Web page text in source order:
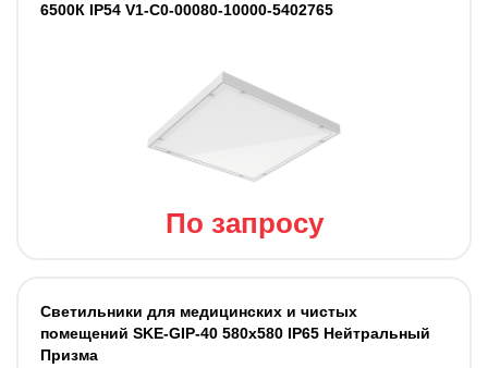
6500К IP54 V1-C0-00080-10000-5402765
По запросу
Светильники для медицинских и чистых
помещений SKE-GIP-40 580x580 IP65 Нейтральный
Призма